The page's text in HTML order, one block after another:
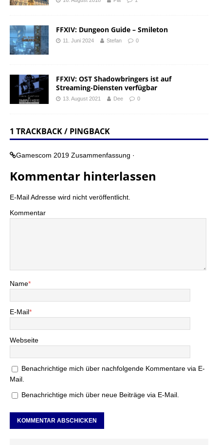
FFXIV: Dungeon Guide – Smileton
11. Juni 2024 Stefan 0
FFXIV: OST Shadowbringers ist auf
Streaming-Diensten verfügbar
13. August 2021 Dee 0
1 TRACKBACK / PINGBACK
Gamescom 2019 Zusammenfassung ·
Kommentar hinterlassen
E-Mail Adresse wird nicht veröffentlicht.
Kommentar
Name*
E-Mail*
Webseite
Benachrichtige mich über nachfolgende Kommentare via E-
Mail.
Benachrichtige mich über neue Beiträge via E-Mail.